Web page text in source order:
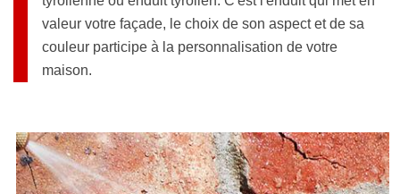
valeur votre façade, le choix de son aspect et de sa
couleur participe à la personnalisation de votre
maison.